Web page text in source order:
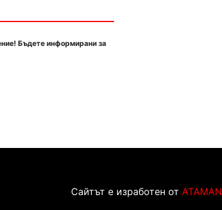
Бъдете информирани за
Сайтът е изработен от ATAMAN